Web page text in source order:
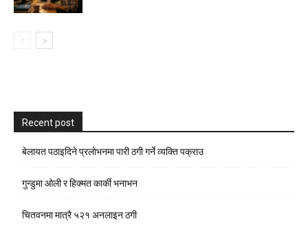
Recent post
बेलायत पठाइदिने प्रलाेभनमा पारी ठगी गर्ने व्यक्ति पक्राउ
गुन्डुमा ओली र हिक्मत कार्की भनाभन
चितवनमा मात्रै ५२१ अनलाइन ठगी